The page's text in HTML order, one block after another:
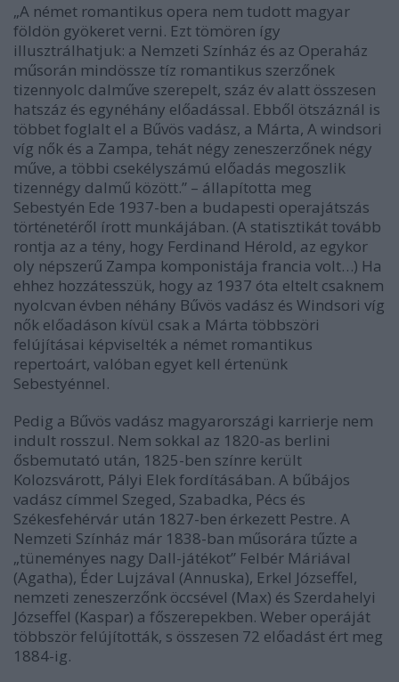
„A német romantikus opera nem tudott magyar
földön gyökeret verni. Ezt tömören így
illusztrálhatjuk: a Nemzeti Színház és az Operaház
műsorán mindössze tíz romantikus szerzőnek
tizennyolc dalműve szerepelt, száz év alatt összesen
hatszáz és egynéhány előadással. Ebből ötszáznál is
többet foglalt el a Bűvös vadász, a Márta, A windsori
víg nők és a Zampa, tehát négy zeneszerzőnek négy
műve, a többi csekélyszámú előadás megoszlik
tizennégy dalmű között.” – állapította meg
Sebestyén Ede 1937-ben a budapesti operajátszás
történetéről írott munkájában. (A statisztikát tovább
rontja az a tény, hogy Ferdinand Hérold, az egykor
oly népszerű Zampa komponistája francia volt…) Ha
ehhez hozzátesszük, hogy az 1937 óta eltelt csaknem
nyolcvan évben néhány Bűvös vadász és Windsori víg
nők előadáson kívül csak a Márta többszöri
felújításai képviselték a német romantikus
repertoárt, valóban egyet kell értenünk
Sebestyénnel.
Pedig a Bűvös vadász magyarországi karrierje nem
indult rosszul. Nem sokkal az 1820-as berlini
ősbemutató után, 1825-ben színre került
Kolozsvárott, Pályi Elek fordításában. A bűbájos
vadász címmel Szeged, Szabadka, Pécs és
Székesfehérvár után 1827-ben érkezett Pestre. A
Nemzeti Színház már 1838-ban műsorára tűzte a
„tüneményes nagy Dall-játékot” Felbér Máriával
(Agatha), Éder Lujzával (Annuska), Erkel Józseffel,
nemzeti zeneszerzőnk öccsével (Max) és Szerdahelyi
Józseffel (Kaspar) a főszerepekben. Weber operáját
többször felújították, s összesen 72 előadást ért meg
1884-ig.